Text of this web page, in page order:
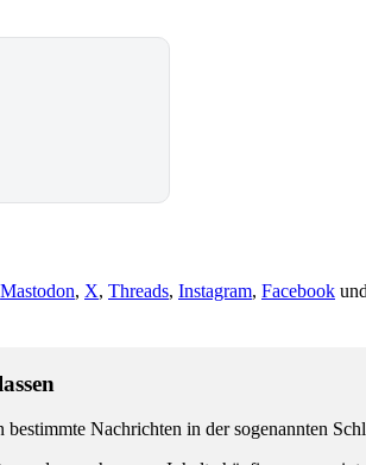
Mastodon, X, Threads, Instagram, Facebook und
Nachrichten in der sogenannten